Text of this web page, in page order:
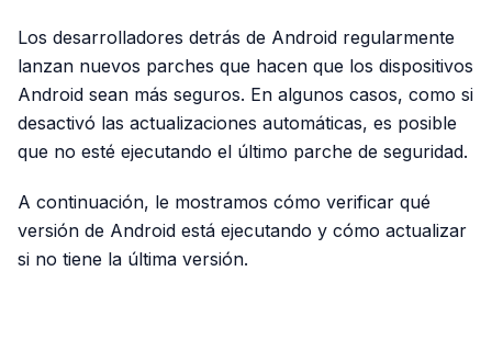
Los desarrolladores detrás de Android regularmente
lanzan nuevos parches que hacen que los dispositivos
Android sean más seguros. En algunos casos, como si
desactivó las actualizaciones automáticas, es posible
que no esté ejecutando el último parche de seguridad.
A continuación, le mostramos cómo verificar qué
versión de Android está ejecutando y cómo actualizar
si no tiene la última versión.